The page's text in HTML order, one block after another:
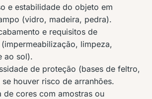
e estabilidade do objeto em
(vidro, madeira, pedra).
e requisitos de
limpeza,
ao sol).
de proteção (bases de feltro,
se houver risco de arranhões.
de cores com amostras ou